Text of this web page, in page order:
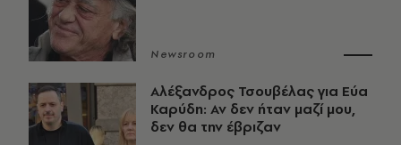
Newsroom
Αλέξανδρος Τσουβέλας για Εύα
Καρύδη: Αν δεν ήταν μαζί μου,
δεν θα την έβριζαν